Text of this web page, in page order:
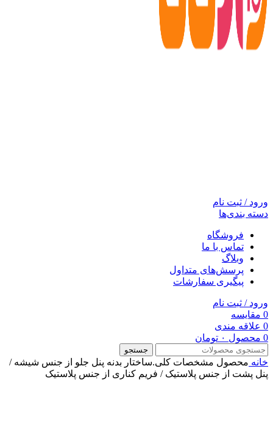
ورود / ثبت نام
دسته بندی‌ها
فروشگاه
تماس با ما
وبلاگ
پرسش‌های متداول
پیگیری سفارشات
ورود / ثبت نام
0 مقایسه
0 علاقه مندی
0 محصول ۰ تومان
جستجو
خانه محصول مشخصات کلی.ساختار بدنه پنل جلو از جنس شیشه /
پنل پشت از جنس پلاستیک / فریم کناری از جنس پلاستیک